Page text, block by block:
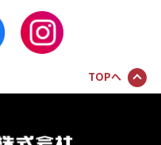
TOPへ